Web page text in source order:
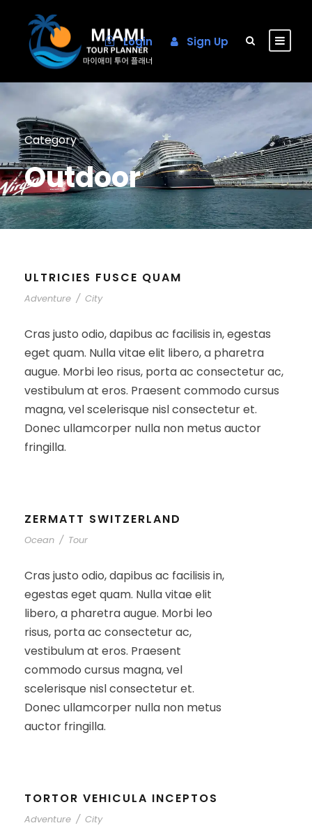
Login Sign Up
Category
Outdoor
ULTRICIES FUSCE QUAM
Adventure / City
Cras justo odio, dapibus ac facilisis in, egestas
eget quam. Nulla vitae elit libero, a pharetra
augue. Morbi leo risus, porta ac consectetur ac,
vestibulum at eros. Praesent commodo cursus
magna, vel scelerisque nisl consectetur et.
Donec ullamcorper nulla non metus auctor
fringilla.
ZERMATT SWITZERLAND
Ocean / Tour
Cras justo odio, dapibus ac facilisis in,
egestas eget quam. Nulla vitae elit
libero, a pharetra augue. Morbi leo
risus, porta ac consectetur ac,
vestibulum at eros. Praesent
commodo cursus magna, vel
scelerisque nisl consectetur et.
Donec ullamcorper nulla non metus
auctor fringilla.
TORTOR VEHICULA INCEPTOS
Adventure / City